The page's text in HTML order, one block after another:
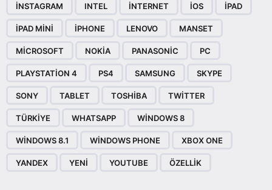
INSTAGRAM INTEL INTERNET IOS IPAD
IPAD MINI IPHONE LENOVO MANSET
MICROSOFT NOKIA PANASONIC PC
PLAYSTATION 4 PS4 SAMSUNG SKYPE
SONY TABLET TOSHIBA TWITTER
TÜRKIYE WHATSAPP WINDOWS 8
WINDOWS 8.1 WINDOWS PHONE XBOX ONE
YANDEX YENI YOUTUBE ÖZELLIK